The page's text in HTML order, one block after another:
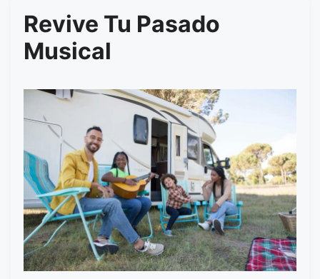
Revive Tu Pasado
Musical